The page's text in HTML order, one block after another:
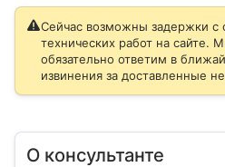
Сейчас возможны задержки с
технических работ на сайте.
обязательно ответим в
извинения за доставленные
О консультанте